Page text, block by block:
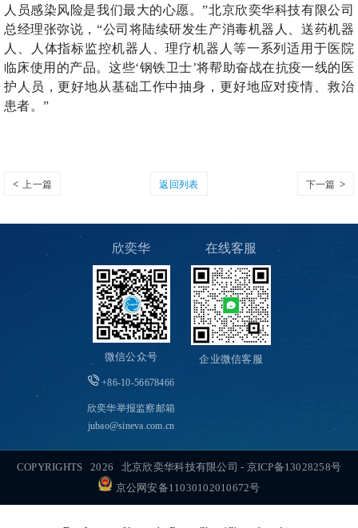
人员感染风险是我们最大的心愿。”北京欣奕华科技有限公司
总经理张弥说，“公司将陆续研发生产消毒机器人、送药机器
人、人体指标监控机器人、理疗机器人等一系列适用于医院
临床使用的产品。这些‘钢铁卫士’将帮助奋战在抗疫一线的医
护人员，更好地从基础工作中抽身，更好地应对疫情、救治
患者。”
上一篇 下一篇
返回列表
欣奕华
微信公众号
+86-10-56678466
欣奕华举报监察邮箱
jubao@sineva.com.cn
在线客服
企业微信客服
COPYRIGHTS 2026 北京欣奕华科技有限公司 - 京ICP备13028258号
京公网安备11030102010672号